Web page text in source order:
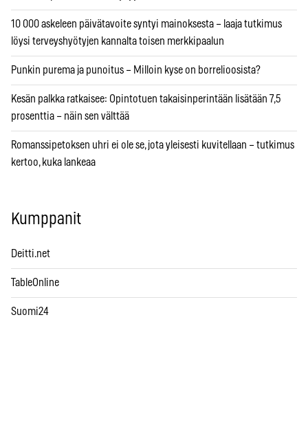
10 000 askeleen päivätavoite syntyi mainoksesta – laaja tutkimus
löysi terveyshyötyjen kannalta toisen merkkipaalun
Punkin purema ja punoitus – Milloin kyse on borrelioosista?
Kesän palkka ratkaisee: Opintotuen takaisinperintään lisätään 7,5
prosenttia – näin sen välttää
Romanssipetoksen uhri ei ole se, jota yleisesti kuvitellaan – tutkimus
kertoo, kuka lankeaa
Kumppanit
Deitti.net
TableOnline
Suomi24